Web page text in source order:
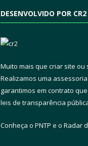
DESENVOLVIDO POR CR2
Muito mais que criar site ou
Realizamos uma assessoria
garantimos em contrato
leis de transparência
Conheça o PNTP e o Radar